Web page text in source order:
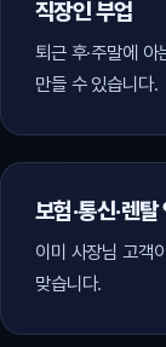
직장인 부업
퇴근 후·주말에
만들 수 있습니다.
보험·통신·렌탈
이미 사장님 고객
맞습니다.